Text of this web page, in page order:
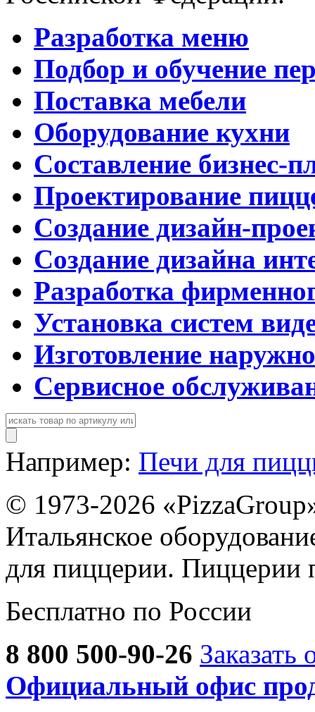
Разработка меню
Подбор и обучение
Поставка мебели
Оборудование кухни
Составление бизнес-
Проектирование
Создание дизайн-
Создание дизайна
Разработка
Установка систем
Изготовление
Сервисное
Например: Печи для
© 1973-2026
Итальянское
для пиццерии. Пиццерии
Бесплатно по России
8 800 500-90-26 Заказать
Официальный офис